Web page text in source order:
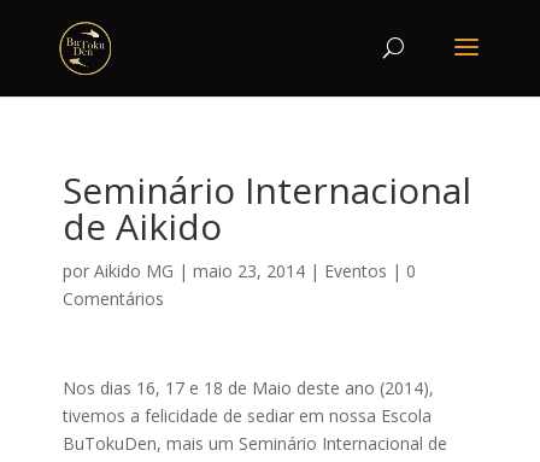
Seminário Internacional
de Aikido
por Aikido MG | maio 23, 2014| Eventos | 0
Comentários
Nos dias 16, 17 e 18 de Maio deste ano (2014),
tivemos a felicidade de sediar em nossa Escola
BuTokuDen, mais um Seminário Internacional de